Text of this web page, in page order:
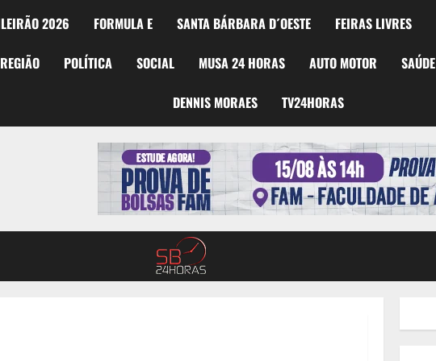
2026 FORMULA E SANTA BÁRBARA D´OESTE FEIRAS LIVRES
REGIÃO POLÍTICA SOCIAL MUSA 24 HORAS AUTO MOTOR SAÚDE
DENNIS MORAES TV24HORAS